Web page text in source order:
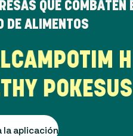
QUE COMBATEN
DE ALIMENTOS
TIM
POKE
la aplicación